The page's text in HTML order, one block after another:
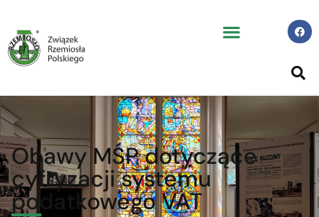
Obawy MŚP dotyczące
cyfryzacji systemu
podatkowego VAT